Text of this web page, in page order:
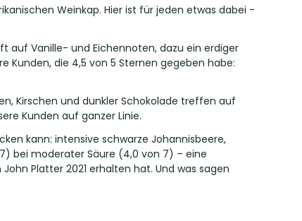
Weinkap. Hier ist für jeden etwas dabei -
auf Vanille- und Eichennoten, dazu ein erdiger
Kunden, die 4,5 von 5 Sternen gegeben habe:
Kirschen und dunkler Schokolade treffen auf
Kunden auf ganzer Linie.
kann: intensive schwarze Johannisbeere,
bei moderater Säure (4,0 von 7) – eine
Platter 2021 erhalten hat. Und was sagen